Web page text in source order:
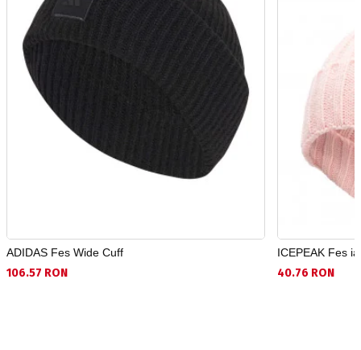
ADIDAS Fes Wide Cuff
106.57 RON
ICEPEAK Fes
40.76 RON